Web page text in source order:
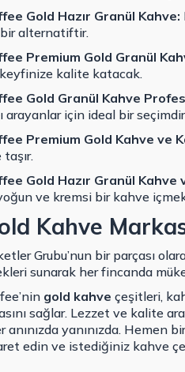
Gold Hazır Granül Kahve:
alternatiftir.
Premium Gold Granül
kalite katacak.
Gold Granül Kahve
arayanlar için ideal bir
Premium Gold Kahve ve
Gold Hazır Granül Kahve
ve kremsi bir kahve
Kahve
Grubu’nun bir parçası
sunarak her fincanda
gold kahve çeşitleri,
sağlar. Lezzet ve kalite
anınızda yanınızda. Hemen
edin ve istediğiniz kahve